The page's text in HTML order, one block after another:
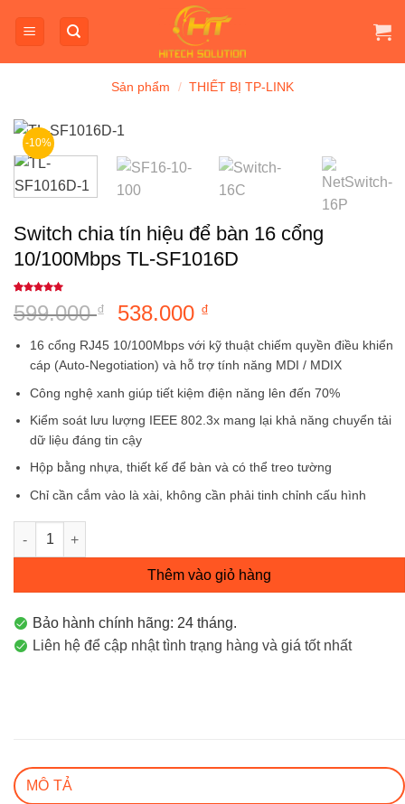
qua
Sản phẩm / THIẾT BỊ TP-LINK
-10%
Switch chia tín hiệu để bàn 16 cổng
10/100Mbps TL-SF1016D
dựa trên
đánh giá
599.000₫
Giá
gốc
là:
599.000 ₫.
538.000 ₫
hiện
tại
là:
538.000 ₫.
16 cổng RJ45 10/100Mbps với kỹ thuật chiếm quyền điều khiển
cáp (Auto-Negotiation) và hỗ trợ tính năng MDI / MDIX
Công nghệ xanh giúp tiết kiệm điện năng lên đến 70%
Kiểm soát lưu lượng IEEE 802.3x mang lại khả năng chuyển tải
dữ liệu đáng tin cậy
Hộp bằng nhựa, thiết kế để bàn và có thể treo tường
Chỉ cần cắm vào là xài, không cần phải tinh chỉnh cấu hình
Switch chia tín hiệu để bàn 16 cổng 10/100Mbps TL-SF1016D
Thêm vào giỏ hàng
Bảo hành chính hãng: 24 tháng.
Liên hệ để cập nhật tình trạng hàng và giá tốt nhất
MÔ TẢ